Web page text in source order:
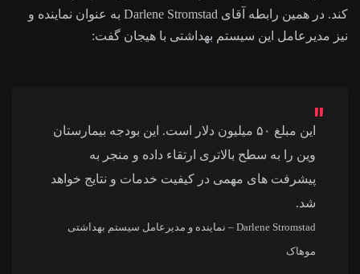
کند. در همین رابطه آقای Darlene Stromstad به عنوان نماینده و
نیز مدیرعامل این سیستم بهداشتی با هیجان گفت:
این مبلغ ۵۰ میلیون دلار است. این بودجه بیمارستان
وین را به سطح بالاتری ارتقاء داده و منجر به
پیشرفت های مهمی در کیفیت خدمات و نتایج خواهد
شد.
Darlene Stromstad – نماینده و مدیرعامل سیستم بهداشتی
موهاک